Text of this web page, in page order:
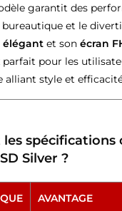
garantit des
et le
élégant et son écran
pour les
alliant style et
spécifications
Silver ?
AVANTAGE